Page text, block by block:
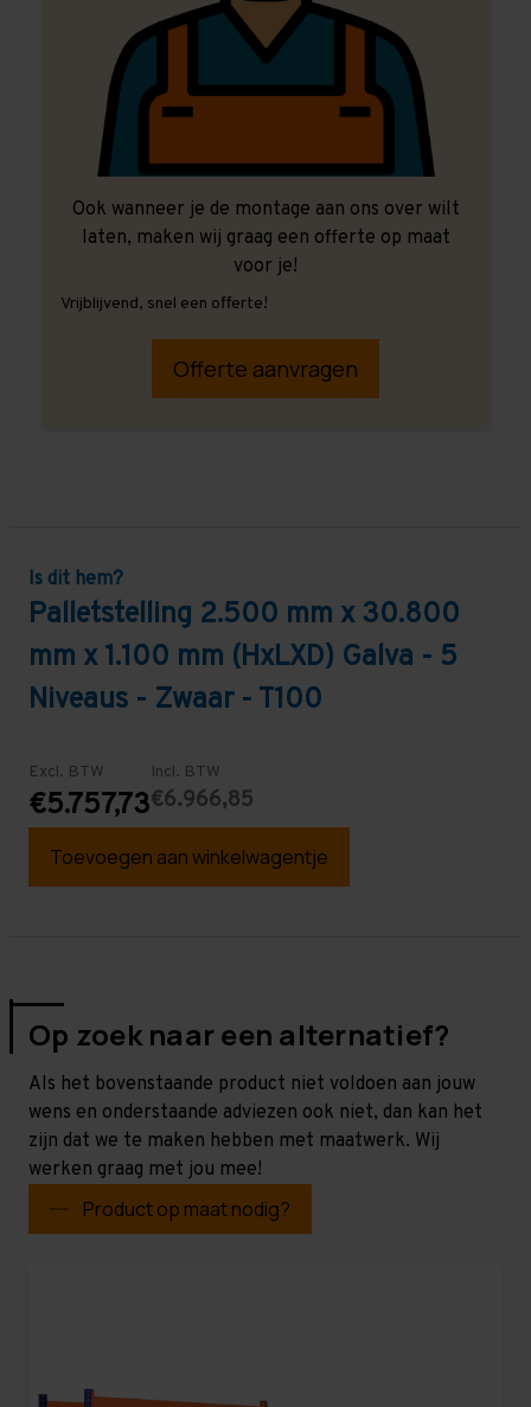
Ook wanneer je de montage aan ons over wilt
laten, maken wij graag een offerte op maat
voor je!
Vrijblijvend, snel een offerte!
Offerte aanvragen
Is dit hem?
Palletstelling 2.500 mm x 30.800
mm x 1.100 mm (HxLXD) Galva - 5
Niveaus - Zwaar - T100
Excl. BTW
€5.757,73
Incl. BTW
€6.966,85
Toevoegen aan winkelwagentje
Op zoek naar een alternatief?
Als het bovenstaande product niet voldoen aan jouw
wens en onderstaande adviezen ook niet, dan kan het
zijn dat we te maken hebben met maatwerk. Wij
werken graag met jou mee!
Product op maat nodig?